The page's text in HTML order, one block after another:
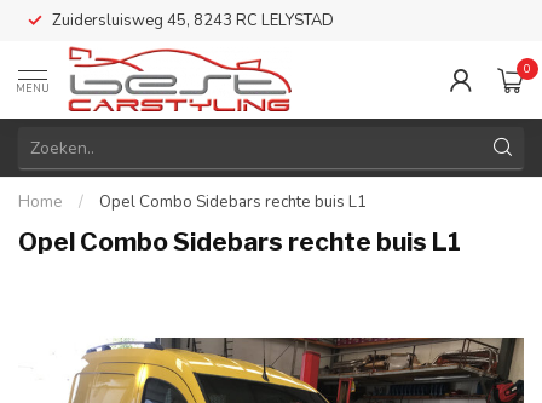
Zuidersluisweg 45, 8243 RC LELYSTAD
MENU
0
Home / Opel Combo Sidebars rechte buis L1
Opel Combo Sidebars rechte buis L1